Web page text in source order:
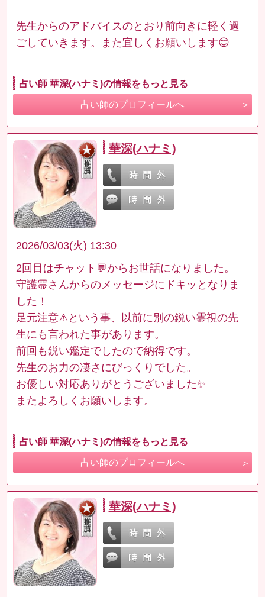
先生からのアドバイスのとおり前向きに軽く過
ごしていきます。また宜しくお願いします😊
占い師 華深(ハナミ)の情報をもっと見る
占い師のプロフィールへ
華深(ハナミ)
2026/03/03(火) 13:30
2回目はチャット💬からお世話になりました。
守護霊さんからのメッセージにドキッとなりま
した！
足元注意⚠️という事、以前に別の鋭い霊視の先
生にも言われた事があります。
前回も鋭い鑑定でしたので納得です。
先生のお力の凄さにびっくりでした。
お優しい対応ありがとうございました✨
またよろしくお願いします。
占い師 華深(ハナミ)の情報をもっと見る
占い師のプロフィールへ
華深(ハナミ)